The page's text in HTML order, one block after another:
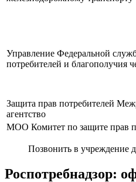
Управление Федеральной
потребителей и благополучия
Защита прав потребителей
агентство
МОО Комитет по защите прав
Позвонить в учреждение
Роспотребнадзор: